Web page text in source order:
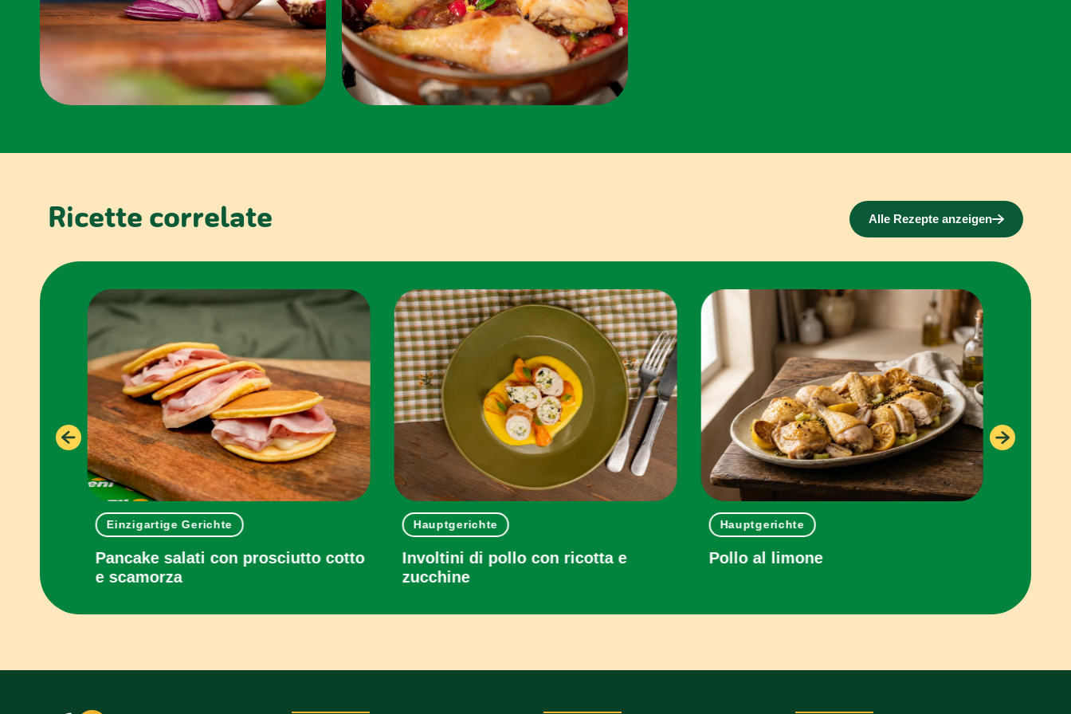
Ricette correlate Alle Rezepte anzeigen
Einzigartige Gerichte
Pancake salati con prosciutto cotto
e scamorza
Hauptgerichte
Involtini di pollo con ricotta e
zucchine
Hauptgerichte
Pollo al limone